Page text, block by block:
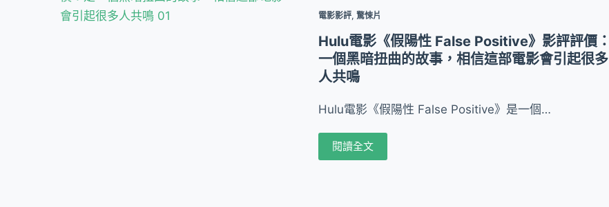
電影影評,驚悚片
Hulu電影《假陽性 False Positive》影評評價：
一個黑暗扭曲的故事，相信這部電影會引起很多
人共鳴
Hulu電影《假陽性 False Positive》是一個…
閱讀全文